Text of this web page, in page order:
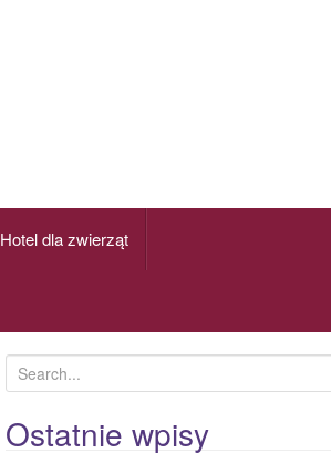
Hotel dla zwierząt
e
a
r
Ostatnie wpisy